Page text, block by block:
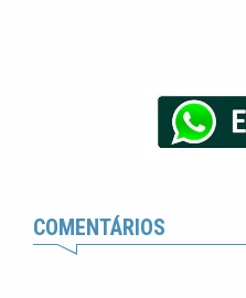
COMENTÁRIOS